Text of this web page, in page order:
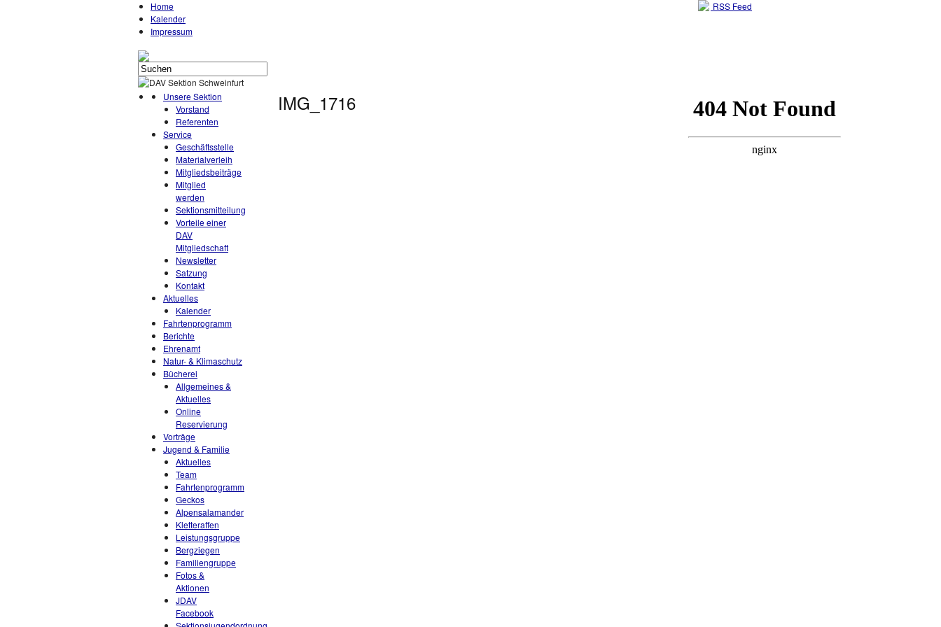
Home
Kalender
Impressum
RSS Feed
Unsere Sektion
Vorstand
Referenten
Service
Geschäftsstelle
Materialverleih
Mitgliedsbeiträge
Mitglied
werden
Sektionsmitteilung
Vorteile einer
DAV
Mitgliedschaft
Newsletter
Satzung
Kontakt
Aktuelles
Kalender
Fahrtenprogramm
Berichte
Ehrenamt
Natur- & Klimaschutz
Bücherei
Allgemeines &
Aktuelles
Online
Reservierung
Vorträge
Jugend & Familie
Aktuelles
Team
Fahrtenprogramm
Geckos
Alpensalamander
Kletteraffen
Leistungsgruppe
Bergziegen
Familiengruppe
Fotos &
Aktionen
JDAV
Facebook
IMG_1716